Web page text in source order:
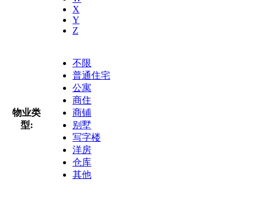
X
Y
Z
物业类
型:
不限
普通住宅
公寓
商住
商铺
别墅
写字楼
洋房
仓库
其他